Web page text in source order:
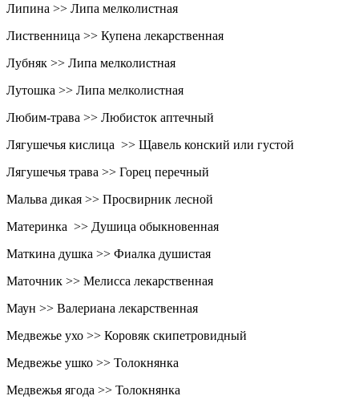
Липина >> Липа мелколистная
Лиственница >> Купена лекарственная
Лубняк >> Липа мелколистная
Лутошка >> Липа мелколистная
Любим-трава >> Любисток аптечный
Лягушечья кислица >> Щавель конский или густой
Лягушечья трава >> Горец перечный
Мальва дикая >> Просвирник лесной
Материнка >> Душица обыкновенная
Маткина душка >> Фиалка душистая
Маточник >> Мелисса лекарственная
Маун >> Валериана лекарственная
Медвежье ухо >> Коровяк скипетровидный
Медвежье ушко >> Толокнянка
Медвежья ягода >> Толокнянка